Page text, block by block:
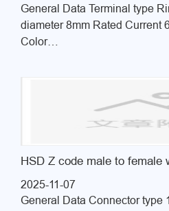
General Data Terminal type
diameter 8mm Rated Current
Color…
HSD Z code male to female
2025-11-07
General Data Connector type